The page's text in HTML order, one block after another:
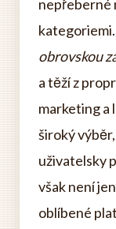
nepřeberné
kategoriemi.
obrovskou
a těží z
marketing a
široký
uživatelsky
však není
oblíbené